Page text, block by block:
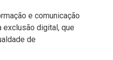
e comunicação
digital, que
de